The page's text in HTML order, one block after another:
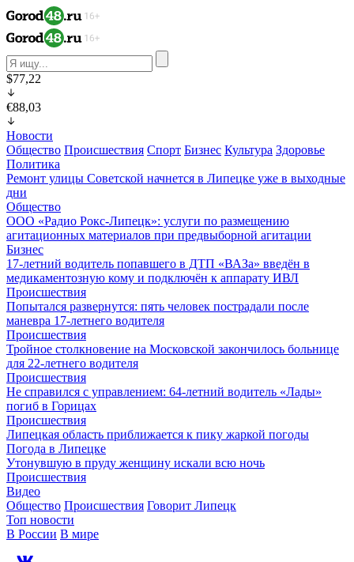
$77,22
€88,03
Новости
Общество Происшествия Спорт Бизнес Культура Здоровье
Политика
Ремонт улицы Советской начнется в Липецке уже в выходные
дни
Общество
ООО «Радио Рокс-Липецк»: услуги по размещению
агитационных материалов при предвыборной агитации
Бизнес
17-летний водитель попавшего в ДТП «ВАЗа» введён в
медикаментозную кому и подключён к аппарату ИВЛ
Происшествия
Попытался развернутся: пять человек пострадали после
маневра 17-летнего водителя
Происшествия
Тройное столкновение на Московской закончилось больнице
для 22-летнего водителя
Происшествия
Не справился с управлением: 64-летний водитель «Лады»
погиб в Горицах
Происшествия
Липецкая область приближается к пику жаркой погоды
Погода в Липецке
Утонувшую в пруду женщину искали всю ночь
Происшествия
Видео
Общество Происшествия Говорит Липецк
Топ новости
В России В мире